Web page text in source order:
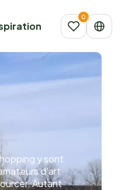
y sont
d’art
Autant